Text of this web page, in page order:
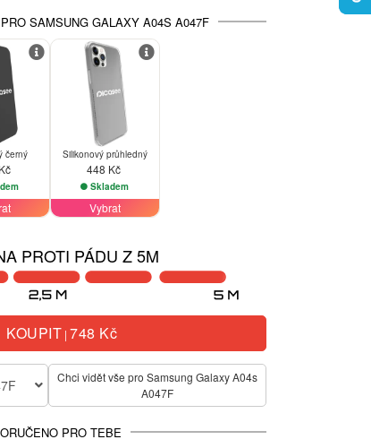
SAMSUNG GALAXY A04S A047F
černý Silikonový průhledný
448 Kč
Skladem
Vybrat
PROTI PÁDU Z 5M
KOUPIT |748 Kč
Chci vidět vše pro Samsung Galaxy A04s
A047F
PRO TEBE